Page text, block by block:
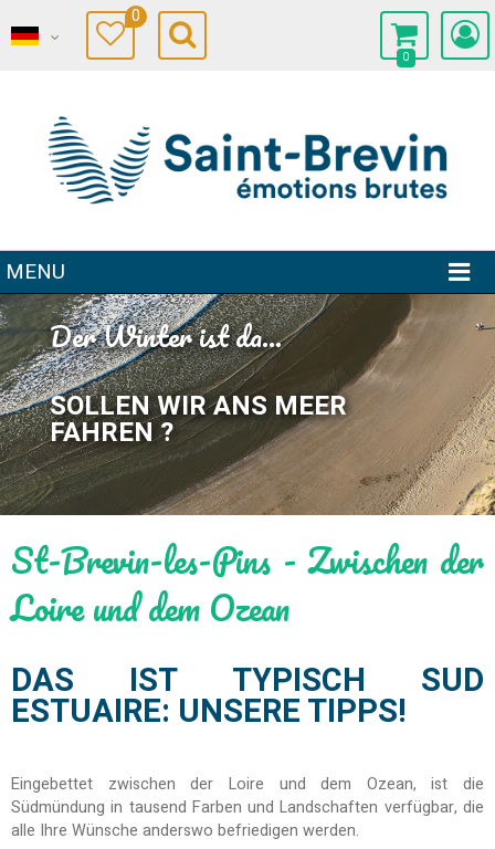
0
0
MENU
Der Winter ist da...
SOLLEN WIR ANS MEER
FAHREN ?
St-Brevin-les-Pins - Zwischen der
Loire und dem Ozean
DAS IST TYPISCH SUD
ESTUAIRE: UNSERE TIPPS!
Eingebettet zwischen der Loire und dem Ozean, ist die
Südmündung in tausend Farben und Landschaften verfügbar, die
alle Ihre Wünsche anderswo befriedigen werden.